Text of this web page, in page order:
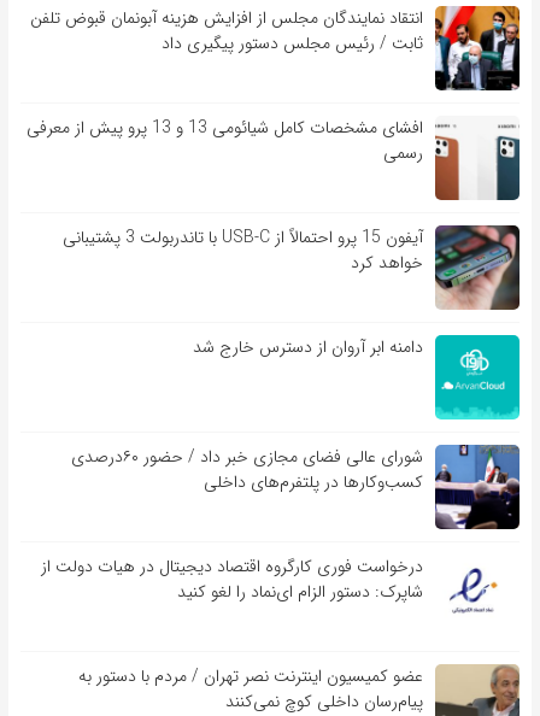
انتقاد نمایندگان مجلس از افزایش هزینه آبونمان قبوض تلفن
ثابت / رئیس مجلس دستور پیگیری داد
افشای مشخصات کامل شیائومی 13 و 13 پرو پیش از معرفی
رسمی
آیفون 15 پرو احتمالاً از USB-C با تاندربولت 3 پشتیبانی
خواهد کرد
دامنه ابر آروان از دسترس خارج شد
شورای عالی فضای مجازی خبر داد / حضور ۶۰درصدی
کسب‌و‌کارها در پلتفرم‌های داخلی
درخواست فوری کارگروه اقتصاد دیجیتال در هیات دولت از
شاپرک: دستور الزام ای‌نماد را لغو کنید
عضو کمیسیون اینترنت نصر تهران / مردم با دستور به
پیام‌رسان داخلی کوچ نمی‌کنند